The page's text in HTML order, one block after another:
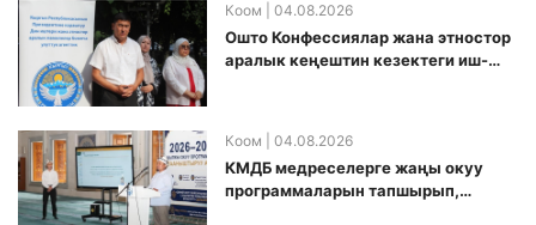
Коом | 04.08.2026
Ошто Конфессиялар жана этностор
аралык кеңештин кезектеги иш-
Коом | 04.08.2026
КМДБ медреселерге жаңы окуу
программаларын тапшырып,